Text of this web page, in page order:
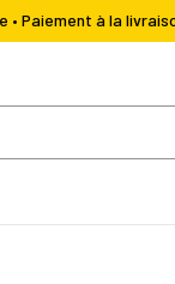
• Paiement à la